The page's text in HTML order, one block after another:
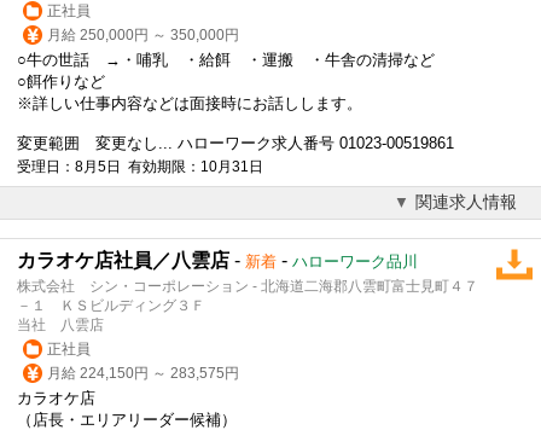
正社員
月給 250,000円 ～ 350,000円
○牛の世話 →・哺乳 ・給餌 ・運搬 ・牛舎の清掃など
○餌作りなど
※詳しい仕事内容などは面接時にお話しします。
変更範囲 変更なし... ハローワーク求人番号 01023-00519861
受理日：8月5日 有効期限：10月31日
関連求人情報
カラオケ店社員／八雲店 - 新着 - ハローワーク品川
株式会社 シン・コーポレーション - 北海道二海郡八雲町富士見町４７
－１ ＫＳビルディング３Ｆ
当社 八雲店
正社員
月給 224,150円 ～ 283,575円
カラオケ店
（店長・エリアリーダー候補）